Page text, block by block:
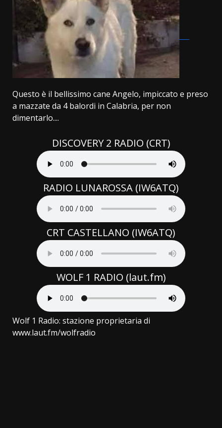
Questo è il bellissimo cane Angelo, impiccato e preso
a mazzate da 4 balordi in Calabria, per non
dimentarlo....
DISCOVERY 2 RADIO (CRT)
RADIO LUNAROSSA (IW6ATQ)
CRT CASTELLANO (IW6ATQ)
WOLF 1 RADIO (laut.fm)
Wolf 1 Radio: stazione proprietaria di
www.laut.fm/wolfradio